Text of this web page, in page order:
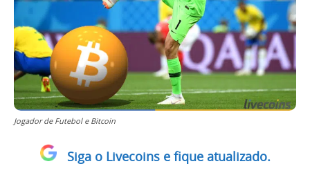
Jogador de Futebol e Bitcoin
Siga o Livecoins e fique atualizado.